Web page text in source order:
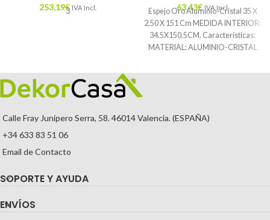
253,19€ IVA Incl.
3 63,43€ IVA Incl.
Espejo Oro Aluminio-Cristal 35 X
2,50 X 151 Cm MEDIDA INTERIOR:
34.5X150.5CM. Características:
MATERIAL: ALUMINIO-CRISTAL
COLOR: ORO PIEZA:
Calle Fray Junípero Serra, 58. 46014 Valencia. (ESPAÑA)
+34 633 83 51 06
Email de Contacto
SOPORTE Y AYUDA
ENVÍOS